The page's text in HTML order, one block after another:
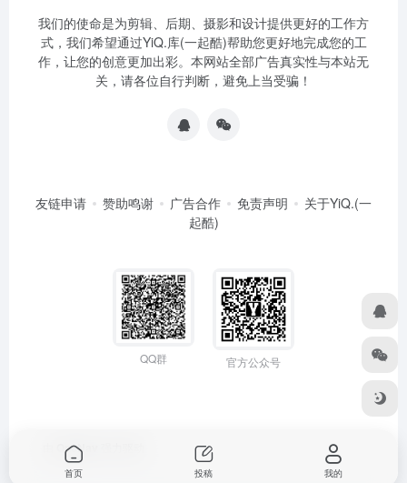
我们的使命是为剪辑、后期、摄影和设计提供更好的工作方
式，我们希望通过YiQ.库(一起酷)帮助您更好地完成您的工
作，让您的创意更加出彩。本网站全部广告真实性与本站无
关，请各位自行判断，避免上当受骗！
友链申请 赞助鸣谢 广告合作 免责声明
关于YiQ.(一
起酷)
QQ群 官方公众号
OneNav
首页 投稿 我的